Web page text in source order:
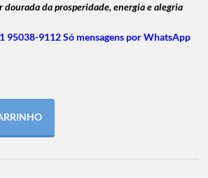
dourada da prosperidade, energia e alegria
95038-9112 Só mensagens por WhatsApp